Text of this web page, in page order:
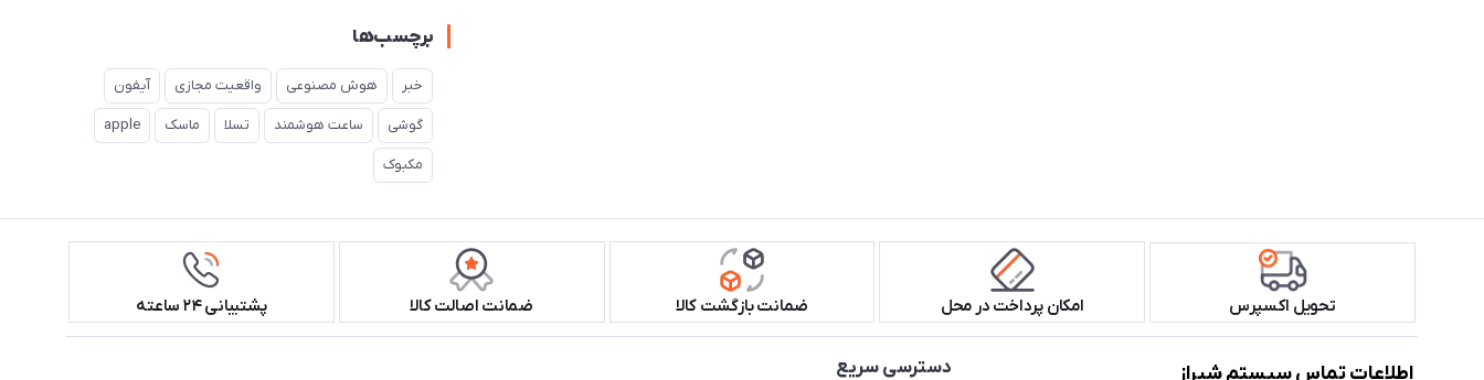
برچسب‌ها
خبر هوش مصنوعی واقعیت مجازی آیفون
گوشی ساعت هوشمند تسلا ماسک apple
مکبوک
تحویل اکسپرس امکان پرداخت در محل ضمانت بازگشت کالا ضمانت اصالت کالا پشتیبانی ۲۴ ساعته
اطلاعات تماس سیستم شیراز دسترسی سریع